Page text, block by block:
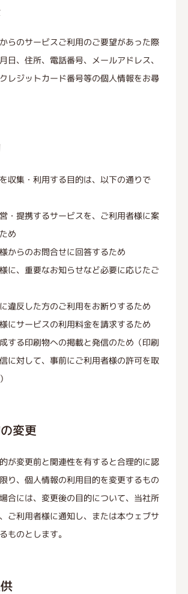
らのサービスご利用のご要望があった際
日、住所、電話番号、メールアドレス、
レジットカード番号等の個人情報をお尋
収集・利用する目的は、以下の通りで
・提携するサービスを、ご利用者様に案
め
からのお問合せに回答するため
に、重要なお知らせなど必要に応じたご
違反した方のご利用をお断りするため
にサービスの利用料金を請求するため
する印刷物への掲載と発信のため（印刷
に対して、事前にご利用者様の許可を取
変更
が変更前と関連性を有すると合理的に認
り、個人情報の利用目的を変更するもの
合には、変更後の目的について、当社所
ご利用者様に通知し、または本ウェブサ
ものとします。